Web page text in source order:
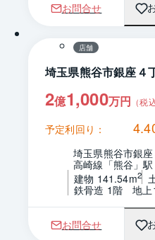
お問合せ
店舗
埼玉県熊谷市銀座４
2億1,000万円 （税
予定利回り：
埼玉県熊谷市銀
高崎線「熊谷」
建物 141.54m2
鉄骨造 1階　地上
お問合せ